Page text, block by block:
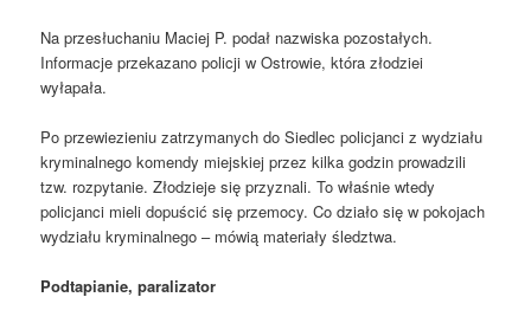
Na przesłuchaniu Maciej P. podał nazwiska pozostałych.
Informacje przekazano policji w Ostrowie, która złodziei
wyłapała.
Po przewiezieniu zatrzymanych do Siedlec policjanci z wydziału
kryminalnego komendy miejskiej przez kilka godzin prowadzili
tzw. rozpytanie. Złodzieje się przyznali. To właśnie wtedy
policjanci mieli dopuścić się przemocy. Co działo się w pokojach
wydziału kryminalnego – mówią materiały śledztwa.
Podtapianie, paralizator